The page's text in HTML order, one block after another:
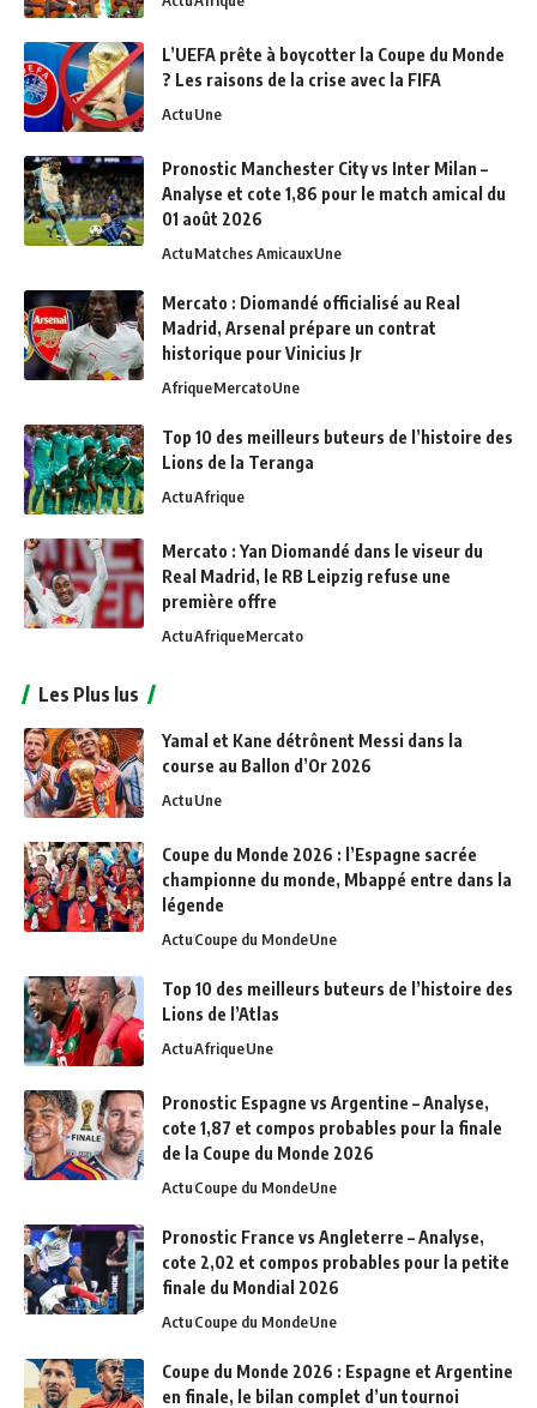
L’UEFA prête à boycotter la Coupe du Monde
? Les raisons de la crise avec la FIFA
ActuUne
Pronostic Manchester City vs Inter Milan –
Analyse et cote 1,86 pour le match amical du
01 août 2026
ActuMatches AmicauxUne
Mercato : Diomandé officialisé au Real
Madrid, Arsenal prépare un contrat
historique pour Vinicius Jr
AfriqueMercatoUne
Top 10 des meilleurs buteurs de l’histoire des
Lions de la Teranga
ActuAfrique
Mercato : Yan Diomandé dans le viseur du
Real Madrid, le RB Leipzig refuse une
première offre
ActuAfriqueMercato
Les Plus lus
Yamal et Kane détrônent Messi dans la
course au Ballon d’Or 2026
ActuUne
Coupe du Monde 2026 : l’Espagne sacrée
championne du monde, Mbappé entre dans la
légende
ActuCoupe du MondeUne
Top 10 des meilleurs buteurs de l’histoire des
Lions de l’Atlas
ActuAfriqueUne
Pronostic Espagne vs Argentine – Analyse,
cote 1,87 et compos probables pour la finale
de la Coupe du Monde 2026
ActuCoupe du MondeUne
Pronostic France vs Angleterre – Analyse,
cote 2,02 et compos probables pour la petite
finale du Mondial 2026
ActuCoupe du MondeUne
Coupe du Monde 2026 : Espagne et Argentine
en finale, le bilan complet d’un tournoi